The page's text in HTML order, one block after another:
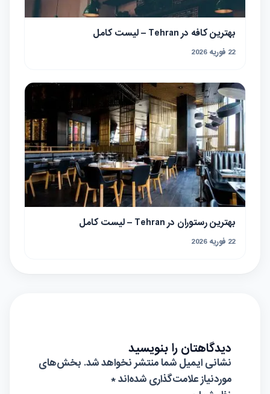
بهترین کافه در Tehran – لیست کامل
22 فوریه 2026
بهترین رستوران در Tehran – لیست کامل
22 فوریه 2026
دیدگاهتان را بنویسید
نشانی ایمیل شما منتشر نخواهد شد. بخش‌های
موردنیاز علامت‌گذاری شده‌اند*